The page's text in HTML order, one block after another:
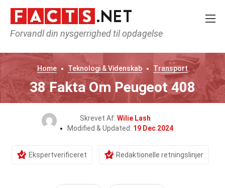
Forvandl din nysgerrighed til opdagelse
Home Teknologi & Videnskab Transport
38 Fakta Om Peugeot 408
Skrevet Af: Wilie Lash
Modified & Updated: 19 Dec 2024
Ekspertverificeret Redaktionelle retningslinjer